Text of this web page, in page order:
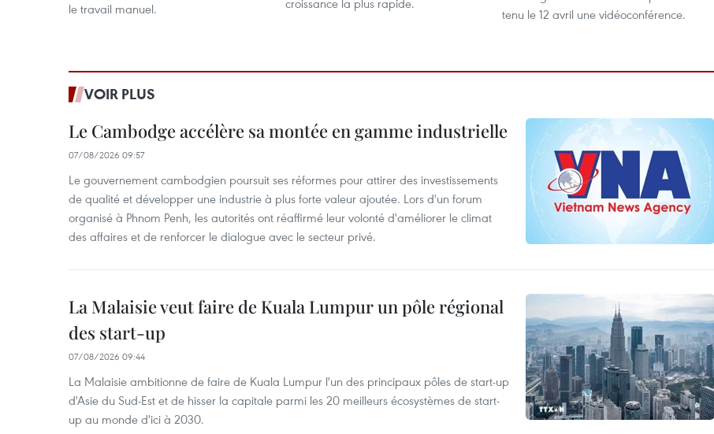
le travail manuel.
croissance la plus rapide.
tenu le 12 avril une vidéoconférence.
VOIR PLUS
Le Cambodge accélère sa montée en gamme industrielle
07/08/2026 09:57
Le gouvernement cambodgien poursuit ses réformes pour attirer des investissements
de qualité et développer une industrie à plus forte valeur ajoutée. Lors d'un forum
organisé à Phnom Penh, les autorités ont réaffirmé leur volonté d'améliorer le climat
des affaires et de renforcer le dialogue avec le secteur privé.
La Malaisie veut faire de Kuala Lumpur un pôle régional
des start-up
07/08/2026 09:44
La Malaisie ambitionne de faire de Kuala Lumpur l'un des principaux pôles de start-up
d'Asie du Sud-Est et de hisser la capitale parmi les 20 meilleurs écosystèmes de start-
up au monde d'ici à 2030.